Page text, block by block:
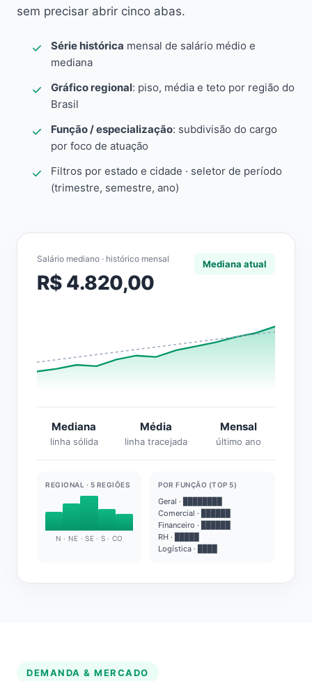
sem precisar abrir cinco abas.
Série histórica mensal de salário médio e
mediana
Gráfico regional: piso, média e teto por região do
Brasil
Função / especialização: subdivisão do cargo
por foco de atuação
Filtros por estado e cidade · seletor de período
(trimestre, semestre, ano)
Salário mediano · histórico mensal
R$ 4.820,00
Mediana atual
Mediana
linha sólida
Média
linha tracejada
Mensal
último ano
REGIONAL · 5 REGIÕES
N · NE · SE · S · CO
POR FUNÇÃO (TOP 5)
Geral · ████████
Comercial · ██████
Financeiro · ██████
RH · █████
Logística · ████
DEMANDA & MERCADO